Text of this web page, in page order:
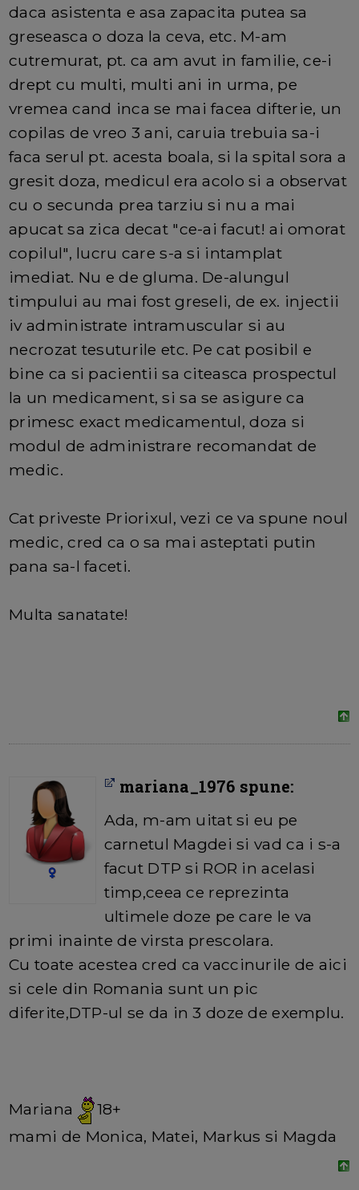
daca asistenta e asa zapacita putea sa
greseasca o doza la ceva, etc. M-am
cutremurat, pt. ca am avut in familie, ce-i
drept cu multi, multi ani in urma, pe
vremea cand inca se mai facea difterie, un
copilas de vreo 3 ani, caruia trebuia sa-i
faca serul pt. acesta boala, si la spital sora a
gresit doza, medicul era acolo si a observat
cu o secunda prea tarziu si nu a mai
apucat sa zica decat "ce-ai facut! ai omorat
copilul", lucru care s-a si intamplat
imediat. Nu e de gluma. De-alungul
timpului au mai fost greseli, de ex. injectii
iv administrate intramuscular si au
necrozat tesuturile etc. Pe cat posibil e
bine ca si pacientii sa citeasca prospectul
la un medicament, si sa se asigure ca
primesc exact medicamentul, doza si
modul de administrare recomandat de
medic.
Cat priveste Priorixul, vezi ce va spune noul
medic, cred ca o sa mai asteptati putin
pana sa-l faceti.
Multa sanatate!
mariana_1976 spune:
Ada, m-am uitat si eu pe
carnetul Magdei si vad ca i s-a
facut DTP si ROR in acelasi
timp,ceea ce reprezinta
ultimele doze pe care le va
primi inainte de virsta prescolara.
Cu toate acestea cred ca vaccinurile de aici
si cele din Romania sunt un pic
diferite,DTP-ul se da in 3 doze de exemplu.
Mariana
18+
mami de Monica, Matei, Markus si Magda